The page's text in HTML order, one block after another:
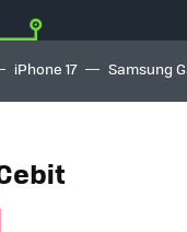
iPhone 17 Samsung